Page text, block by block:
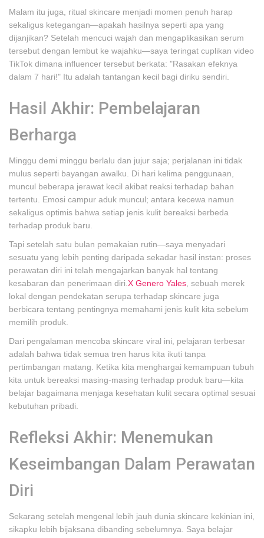
Malam itu juga, ritual skincare menjadi momen penuh harap
sekaligus ketegangan—apakah hasilnya seperti apa yang
dijanjikan? Setelah mencuci wajah dan mengaplikasikan serum
tersebut dengan lembut ke wajahku—saya teringat cuplikan video
TikTok dimana influencer tersebut berkata: "Rasakan efeknya
dalam 7 hari!" Itu adalah tantangan kecil bagi diriku sendiri.
Hasil Akhir: Pembelajaran
Berharga
Minggu demi minggu berlalu dan jujur saja; perjalanan ini tidak
mulus seperti bayangan awalku. Di hari kelima penggunaan,
muncul beberapa jerawat kecil akibat reaksi terhadap bahan
tertentu. Emosi campur aduk muncul; antara kecewa namun
sekaligus optimis bahwa setiap jenis kulit bereaksi berbeda
terhadap produk baru.
Tapi setelah satu bulan pemakaian rutin—saya menyadari
sesuatu yang lebih penting daripada sekadar hasil instan: proses
perawatan diri ini telah mengajarkan banyak hal tentang
kesabaran dan penerimaan diri. X Genero Yales , sebuah merek
lokal dengan pendekatan serupa terhadap skincare juga
berbicara tentang pentingnya memahami jenis kulit kita sebelum
memilih produk.
Dari pengalaman mencoba skincare viral ini, pelajaran terbesar
adalah bahwa tidak semua tren harus kita ikuti tanpa
pertimbangan matang. Ketika kita menghargai kemampuan tubuh
kita untuk bereaksi masing-masing terhadap produk baru—kita
belajar bagaimana menjaga kesehatan kulit secara optimal sesuai
kebutuhan pribadi.
Refleksi Akhir: Menemukan
Keseimbangan Dalam Perawatan
Diri
Sekarang setelah mengenal lebih jauh dunia skincare kekinian ini,
sikapku lebih bijaksana dibanding sebelumnya. Saya belajar